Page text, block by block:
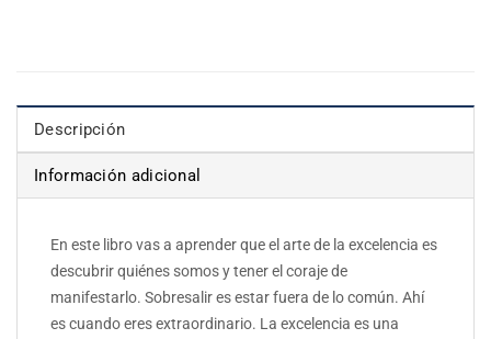
Descripción
Información adicional
En este libro vas a aprender que el arte de la excelencia es
descubrir quiénes somos y tener el coraje de
manifestarlo. Sobresalir es estar fuera de lo común. Ahí
es cuando eres extraordinario. La excelencia es una